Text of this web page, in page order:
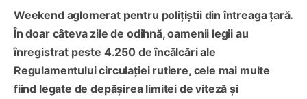
Weekend aglomerat pentru polițiștii din întreaga țară.
În doar câteva zile de odihnă, oamenii legii au
înregistrat peste 4.250 de încălcări ale
Regulamentului circulației rutiere, cele mai multe
fiind legate de depășirea limitei de viteză și